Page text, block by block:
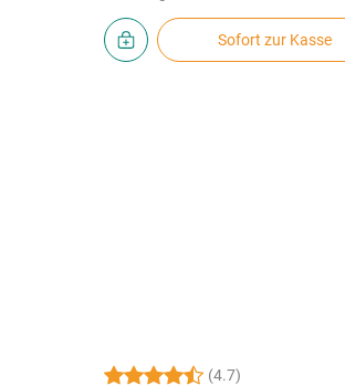
Sofort zur Kasse
(4.7)